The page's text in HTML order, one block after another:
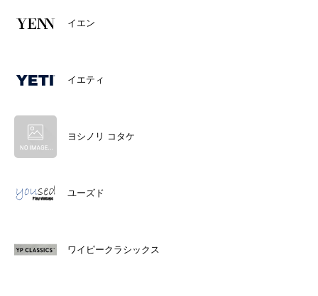
イエン
イエティ
ヨシノリ コタケ
ユーズド
ワイピークラシックス